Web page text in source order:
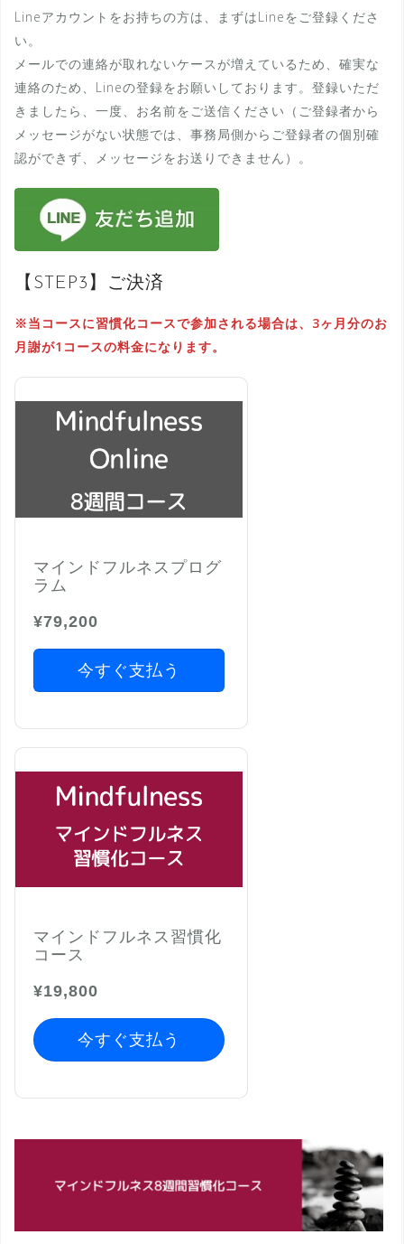
Lineアカウントをお持ちの方は、まずはLineをご登録くださ
い。
メールでの連絡が取れないケースが増えているため、確実な
連絡のため、Lineの登録をお願いしております。登録いただ
きましたら、一度、お名前をご送信ください（ご登録者から
メッセージがない状態では、事務局側からご登録者の個別確
認ができず、メッセージをお送りできません）。
【STEP3】ご決済
※当コースに習慣化コースで参加される場合は、3ヶ月分のお
月謝が1コースの料金になります。
マインドフルネスプログ
ラム
¥79,200
今すぐ支払う
マインドフルネス習慣化
コース
¥19,800
今すぐ支払う